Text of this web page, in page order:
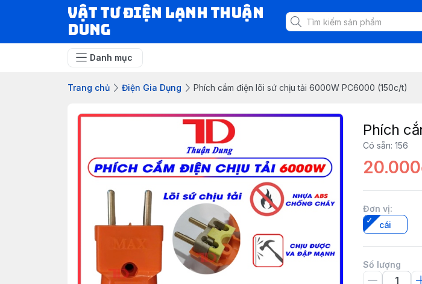
VẬT TƯ ĐIỆN LẠNH THUẬN
DUNG
Danh mục
Trang chủ Điện Gia Dụng Phích cắm điện lõi sứ chịu tải 6000W PC6000 (150c/t)
Phích
Có sẵn: 156
Đơn vị:
cái
Số lượng